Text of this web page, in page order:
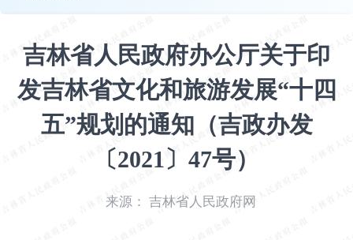
吉林省人民政府办公厅关于印
发吉林省文化和旅游发展“十四
五”规划的通知（吉政办发
〔2021〕47号）
来源： 吉林省人民政府网
加